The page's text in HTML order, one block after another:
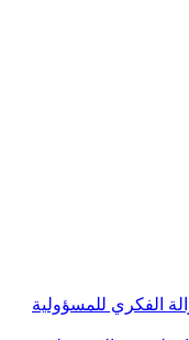
الفكري للمسؤولية